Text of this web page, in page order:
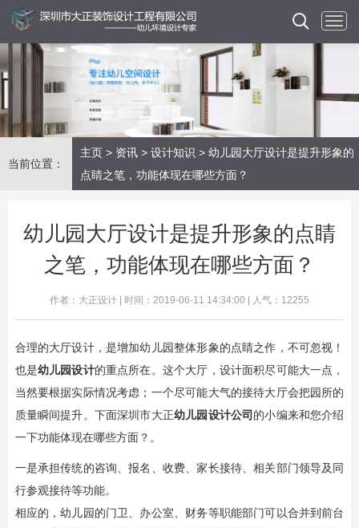
当前位置：
主页 > 资讯 > 设计知识 > 幼儿园大厅设计是提升形象的
点睛之笔，功能体现在哪些方面？
幼儿园大厅设计是提升形象的点睛
之笔，功能体现在哪些方面？
作者：大正设计 | 时间：2019-06-11 14:34:00 | 人气：12255
合理的大厅设计，是增加幼儿园整体形象的点睛之作，不可忽视！
也是幼儿园设计的重点所在。这个大厅，设计面积尽可能大一点，
当然要根据实际情况考虑；一个尽可能大气的接待大厅会把园所的
质量瞬间提升。下面深圳市大正幼儿园设计公司 的小编来和您介绍
一下功能体现在哪些方面？。
一是承担传统的咨询、报名、收费、家长接待、相关部门领导及同
行参观接待等功能。
相应的，幼儿园的门卫、办公室、财务等职能部门可以合并到前台